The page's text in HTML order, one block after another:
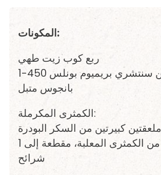
المكونات:
ربع كوب زيت طهي
1-450 جرام من سنتشري بريميوم بونلس
بانجوس متبل
الكمثرى المكرملة:
ملعقتين كبيرتين من السكر البودرة
1 كوب من الكمثرى المعلبة، مقطعة إلى
شرائح